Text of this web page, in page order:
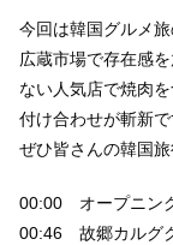
今回は韓国グルメ
広蔵市場で存在感
ない人気店で焼肉を
付け合わせが斬新
ぜひ皆さんの韓国
00:00 オープニン
00:46 故郷カルグ